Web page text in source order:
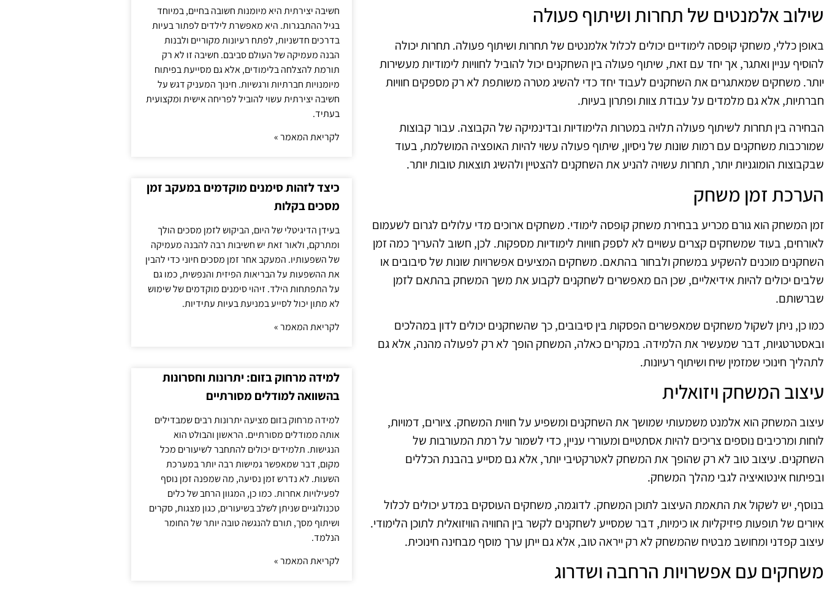
שילוב אלמנטים של תחרות ושיתוף פעולה
באופן כללי, משחקי קופסה לימודיים יכולים לכלול אלמנטים של תחרות ושיתוף פעולה. תחרות יכולה
להוסיף עניין ואתגר, אך יחד עם זאת, שיתוף פעולה בין השחקנים יכול להוביל לחוויות לימודיות מעשירות
יותר. משחקים שמאתגרים את השחקנים לעבוד יחד כדי להשיג מטרה משותפת לא רק מספקים חוויות
חברתיות, אלא גם מלמדים על עבודת צוות ופתרון בעיות.
הבחירה בין תחרות לשיתוף פעולה תלויה במטרות הלימודיות ובדינמיקה של הקבוצה. עבור קבוצות
שמורכבות משחקנים עם רמות שונות של ניסיון, שיתוף פעולה עשוי להיות האופציה המושלמת, בעוד
שבקבוצות הומוגניות יותר, תחרות עשויה להניע את השחקנים להצטיין ולהשיג תוצאות טובות יותר.
הערכת זמן משחק
זמן המשחק הוא גורם מכריע בבחירת משחק קופסה לימודי. משחקים ארוכים מדי עלולים לגרום לשעמום
לאורחים, בעוד שמשחקים קצרים עשויים לא לספק חוויות לימודיות מספקות. לכן, חשוב להעריך כמה זמן
השחקנים מוכנים להשקיע במשחק ולבחור בהתאם. משחקים המציעים אפשרויות שונות של סיבובים או
שלבים יכולים להיות אידיאליים, שכן הם מאפשרים לשחקנים לקבוע את משך המשחק בהתאם לזמן
שברשותם.
כמו כן, ניתן לשקול משחקים שמאפשרים הפסקות בין סיבובים, כך שהשחקנים יכולים לדון במהלכים
ובאסטרטגיות, דבר שמעשיר את הלמידה. במקרים כאלה, המשחק הופך לא רק לפעולה מהנה, אלא גם
לתהליך חינוכי שמזמין שיח ושיתוף רעיונות.
עיצוב המשחק ויזואלית
עיצוב המשחק הוא אלמנט משמעותי שמושך את השחקנים ומשפיע על חווית המשחק. ציורים, דמויות,
לוחות ומרכיבים נוספים צריכים להיות אסתטיים ומעוררי עניין, כדי לשמור על רמת המעורבות של
השחקנים. עיצוב טוב לא רק שהופך את המשחק לאטרקטיבי יותר, אלא גם מסייע בהבנת הכללים
ובפיתוח אינטואיציה לגבי מהלך המשחק.
בנוסף, יש לשקול את התאמת העיצוב לתוכן המשחק. לדוגמה, משחקים העוסקים במדע יכולים לכלול
איורים של תופעות פיזיקליות או כימיות, דבר שמסייע לשחקנים לקשר בין החוויה הוויזואלית לתוכן הלימודי.
עיצוב קפדני ומחושב מבטיח שהמשחק לא רק ייראה טוב, אלא גם ייתן ערך מוסף מבחינה חינוכית.
משחקים עם אפשרויות הרחבה ושדרוג
חשיבה יצירתית היא מיומנות חשובה בחיים, במיוחד
בגיל ההתבגרות. היא מאפשרת לילדים לפתור בעיות
בדרכים חדשניות, לפתח רעיונות מקוריים ולבנות
הבנה מעמיקה של העולם סביבם. חשיבה זו לא רק
תורמת להצלחה בלימודים, אלא גם מסייעת בפיתוח
מיומנויות חברתיות ורגשיות. חינוך המעניק דגש על
חשיבה יצירתית עשוי להוביל לפריחה אישית ומקצועית
בעתיד.
לקריאת המאמר »
כיצד לזהות סימנים מוקדמים במעקב זמן
מסכים בקלות
בעידן הדיגיטלי של היום, הביקוש לזמן מסכים הולך
ומתרקם, ולאור זאת יש חשיבות רבה להבנה מעמיקה
של השפעותיו. המעקב אחר זמן מסכים חיוני כדי להבין
את ההשפעות על הבריאות הפיזית והנפשית, כמו גם
על התפתחות הילד. זיהוי סימנים מוקדמים של שימוש
לא מתון יכול לסייע במניעת בעיות עתידיות.
לקריאת המאמר »
למידה מרחוק בזום: יתרונות וחסרונות
בהשוואה למודלים מסורתיים
למידה מרחוק בזום מציעה יתרונות רבים שמבדילים
אותה ממודלים מסורתיים. הראשון והבולט הוא
הנגישות. תלמידים יכולים להתחבר לשיעורים מכל
מקום, דבר שמאפשר גמישות רבה יותר במערכת
השעות. לא נדרש זמן נסיעה, מה שמפנה זמן נוסף
לפעילויות אחרות. כמו כן, המגוון הרחב של כלים
טכנולוגיים שניתן לשלב בשיעורים, כגון מצגות, סקרים
ושיתוף מסך, תורם להנגשה טובה יותר של החומר
הנלמד.
לקריאת המאמר »